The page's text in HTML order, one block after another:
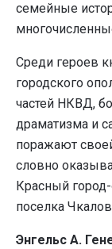
семейные
Среди героев
городского
частей НКВД,
драматизма и
поражают
словно
Красный
поселка
Энгельс А.